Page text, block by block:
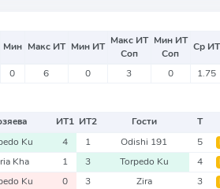
Мин Макс ИТ Мин ИТ Макс ИТ
Соп
Мин ИТ
Соп
Ср ИТ
0 6 0 3 0 1.75
ИТ1 ИТ2 Гости Т
Ku 4 1 Odishi 191 5
Kha 1 3 Torpedo Ku 4
Ku 0 3 Zira 3